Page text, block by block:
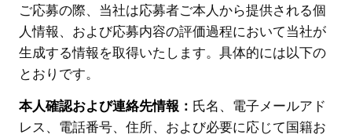
ご応募の際、当社は応募者ご本人から提供される個
人情報、および応募内容の評価過程において当社が
生成する情報を取得いたします。具体的には以下の
とおりです。
本人確認および連絡先情報： 氏名、電子メールアド
レス、電話番号、住所、および必要に応じて国籍お